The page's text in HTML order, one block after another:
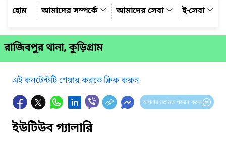
আমাদের সম্পর্কে
আমাদের সেবা ই-সেবা
রাজিবপুর থানা, কুড়িগ্রাম
এই কনটেন্টটি শেয়ার করতে ক্লিক করুন
আপনার মতামত প্রদান করুন
ইউটিউব গ্যালারি